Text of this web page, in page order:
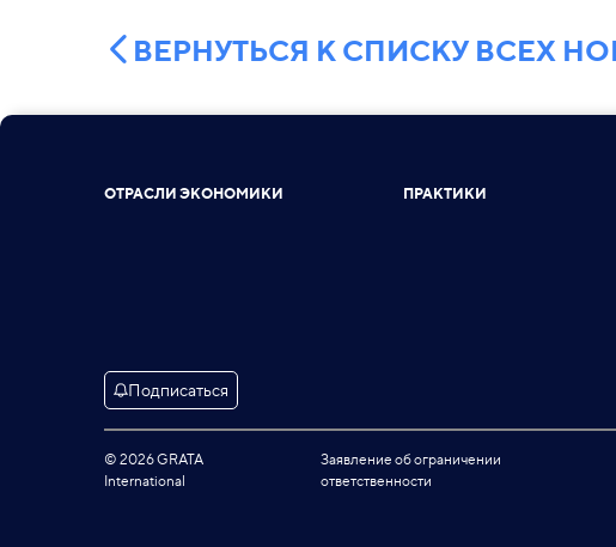
ВЕРНУТЬСЯ К СПИСКУ ВСЕХ
ОТРАСЛИ ЭКОНОМИКИ ПРАКТИКИ
Подписаться
© 2026 GRATA
International
Заявление об ограничении
ответственности